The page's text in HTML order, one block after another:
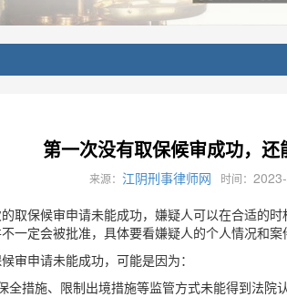
第一次没有取保候审成功，还
来源： 江阴刑事律师网 时间：
保候审申请未能成功，嫌疑人可以在合适的时
一定会被批准，具体要看嫌疑人的个人情况和案
申请未能成功，可能是因为：
措施、限制出境措施等监管方式未能得到法院认